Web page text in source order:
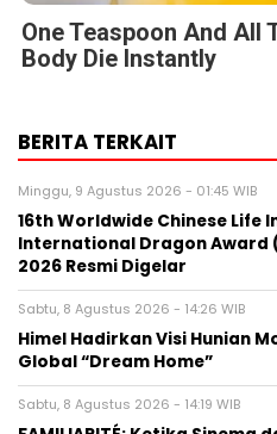
Minggu, 9 Agustus 2026 - 01:45 WIB
16th Worldwide Chinese Life
International Dragon Award
Sabtu, 8 Agustus 2026 - 14:26 WIB
Global “Dream Home”
Sabtu, 8 Agustus 2026 - 14:19 WIB
FAMILIARITÉ: Ketika Sinema
Sebuah Karya Puitis
Jumat, 7 Agustus 2026 - 09:32 WIB
MONDEVITA MENGAKUISISI
UNDERSCORE DISTRICT,
SEBAGAI LANGKAH KEDUA